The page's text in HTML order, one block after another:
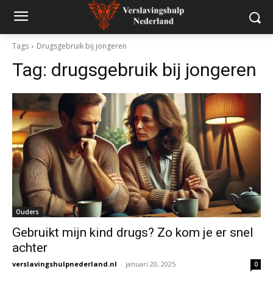
Tags Drugsgebruik bij jongeren
Tag: drugsgebruik bij jongeren
Ouders
Gebruikt mijn kind drugs? Zo kom je er snel
achter
verslavingshulpnederland.nl - januari 20, 2025 0